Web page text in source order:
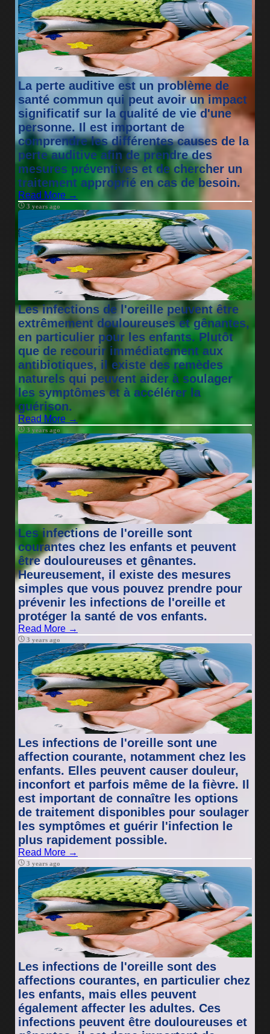
La perte auditive est un problème de
santé commun qui peut avoir un impact
significatif sur la qualité de vie d'une
personne. Il est important de
comprendre les différentes causes de la
perte auditive afin de prendre des
mesures préventives et de chercher un
traitement approprié en cas de besoin.
Read More →
3 years ago
Les infections de l'oreille peuvent être
extrêmement douloureuses et gênantes,
en particulier pour les enfants. Plutôt
que de recourir immédiatement aux
antibiotiques, il existe des remèdes
naturels qui peuvent aider à soulager
les symptômes et à accélérer la
guérison.
Read More →
3 years ago
Les infections de l'oreille sont
courantes chez les enfants et peuvent
être douloureuses et gênantes.
Heureusement, il existe des mesures
simples que vous pouvez prendre pour
prévenir les infections de l'oreille et
protéger la santé de vos enfants.
Read More →
3 years ago
Les infections de l'oreille sont une
affection courante, notamment chez les
enfants. Elles peuvent causer douleur,
inconfort et parfois même de la fièvre. Il
est important de connaître les options
de traitement disponibles pour soulager
les symptômes et guérir l'infection le
plus rapidement possible.
Read More →
3 years ago
Les infections de l'oreille sont des
affections courantes, en particulier chez
les enfants, mais elles peuvent
également affecter les adultes. Ces
infections peuvent être douloureuses et